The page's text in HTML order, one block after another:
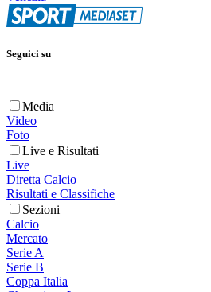
Seguici su
Media
Video
Foto
Live e Risultati
Live
Diretta Calcio
Risultati e Classifiche
Sezioni
Calcio
Mercato
Serie A
Serie B
Coppa Italia